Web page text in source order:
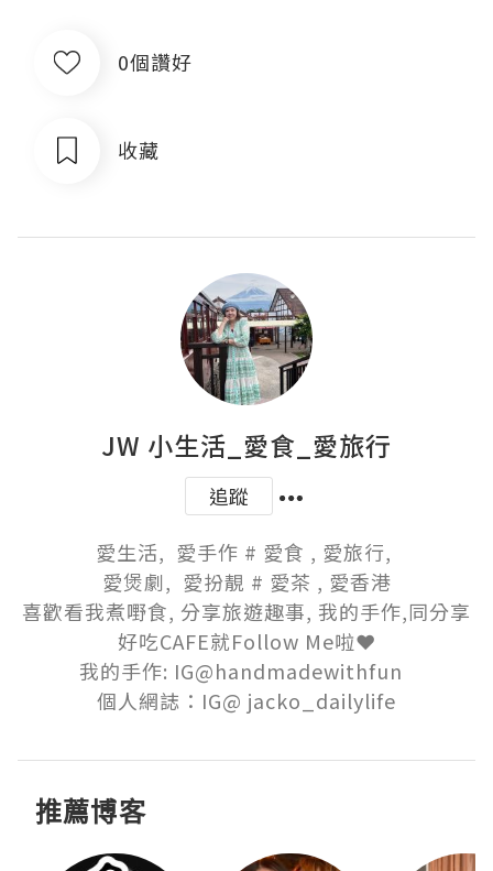
0個讚好
收藏
JW 小生活_愛食_愛旅行
追蹤
愛生活,  愛手作 # 愛食 , 愛旅行,
愛煲劇,  愛扮靚 # 愛茶 , 愛香港
喜歡看我煮嘢食, 分享旅遊趣事, 我的手作,同分享
好吃CAFE就Follow Me啦❤️
我的手作: IG@handmadewithfun
個人網誌：IG@ jacko_dailylife
推薦博客